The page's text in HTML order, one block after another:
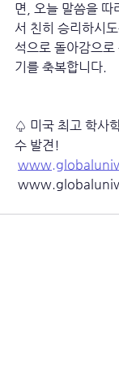
면, 오늘 말씀을 따
서 친히 승리하시
석으로 돌아감으로
기를 축복합니다.
♤ 미국 최고 학사
수 발견!